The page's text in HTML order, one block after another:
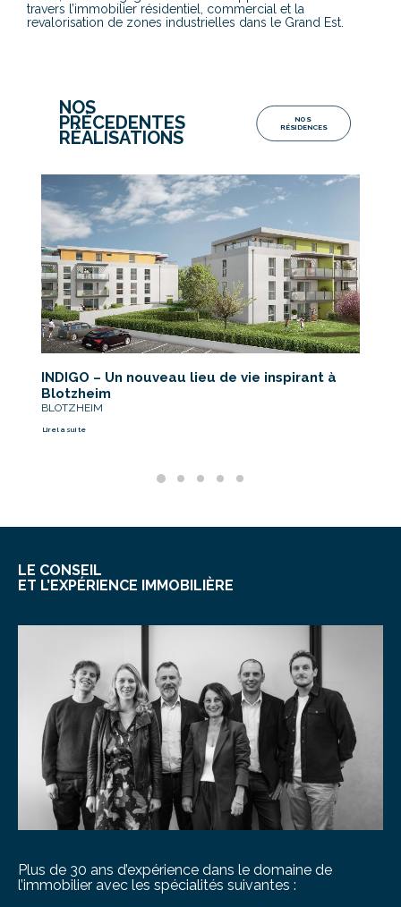
travers l’immobilier résidentiel, commercial et la
revalorisation de zones industrielles dans le Grand Est.
NOS
PRÉCEDENTES
RÉALISATIONS
NOS
RÉSIDENCES
INDIGO – Un nouveau lieu de vie inspirant à
Blotzheim
BLOTZHEIM
Lire la suite
LE CONSEIL
ET L’EXPÉRIENCE IMMOBILIÈRE
Plus de 30 ans d’expérience dans le domaine de
l’immobilier avec les spécialités suivantes :